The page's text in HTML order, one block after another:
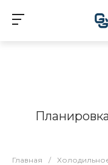
Главная /